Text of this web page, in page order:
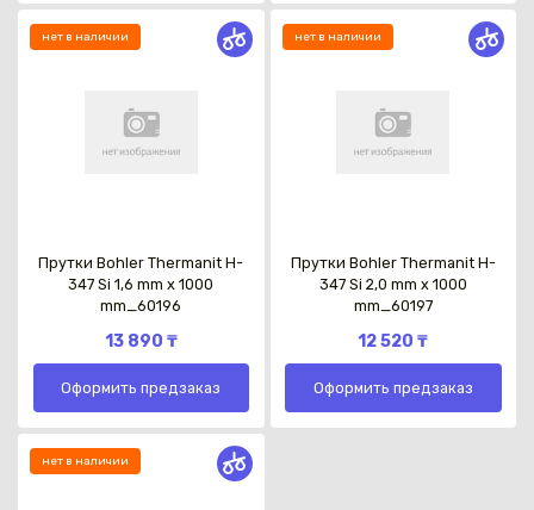
нет в наличии
Прутки Bohler Thermanit H-
347 Si 1,6 mm x 1000
mm_60196
13 890 ₸
Оформить предзаказ
нет в наличии
Прутки Bohler Thermanit H-
347 Si 2,0 mm x 1000
mm_60197
12 520 ₸
Оформить предзаказ
нет в наличии